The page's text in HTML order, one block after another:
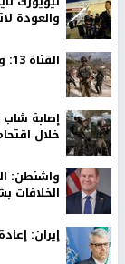
نابلس - النجاح
إعلان المعتقل
رفضاً لاعتقاله فجر